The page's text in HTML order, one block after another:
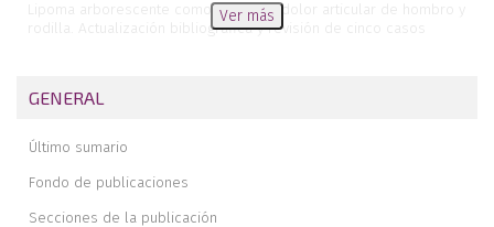
Lipoma arborescente como causa de dolor articular de hombro y
rodilla. Actualización bibliográfica y revisión de cinco casos
Inserción bífida de la porción larga del bíceps
Inestabilidad de hombro: la técnica de remplissage
Tendón poplíteo en el hiato poplíteo
Reconocimiento a los revisores 2019
Ver más
GENERAL
Último sumario
Fondo de publicaciones
Secciones de la publicación